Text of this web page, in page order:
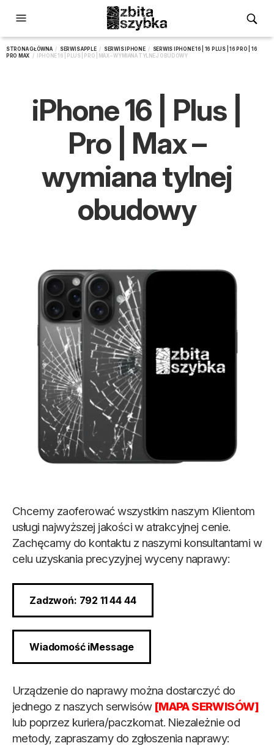
STRONA GŁÓWNA/ SERWIS APPLE/ SERWIS IPHONE/ SERWIS IPHONE 16 | 16 PLUS | 16 PRO | 16
PRO MAX / IPHONE 16 | PLUS | PRO | MAX – WYMIANA TYLNEJ OBUDOWY
iPhone 16 | Plus |
Pro | Max –
wymiana tylnej
obudowy
Chcemy zaoferować wszystkim naszym Klientom
usługi najwyższej jakości w atrakcyjnej cenie.
Zachęcamy do kontaktu z naszymi konsultantami w
celu uzyskania precyzyjnej wyceny naprawy:
Zadzwoń: 792 11 44 44
Wiadomość iMessage
Urządzenie do naprawy można dostarczyć do
jednego z naszych serwisów [MAPA SERWISÓW]
lub poprzez kuriera/paczkomat. Niezależnie od
metody, zapraszamy do zgłoszenia naprawy: